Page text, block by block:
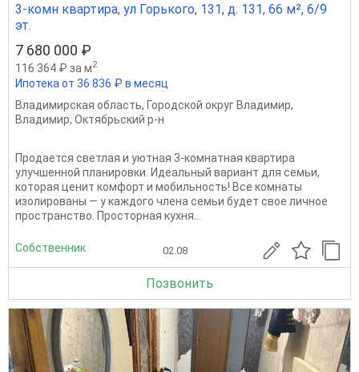
3-комн квартира, ул Горького, 131, д. 131, 66 м², 6/9
эт.
7 680 000 ₽
116 364 ₽ за м2
Ипотека от 36 836 ₽ в месяц
Владимирская область, Городской округ Владимир,
Владимир, Октябрьский р-н
Продается светлая и уютная 3-комнатная квартира
улучшенной планировки. Идеальный вариант для семьи,
которая ценит комфорт и мобильность! Все комнаты
изолированы — у каждого члена семьи будет свое личное
пространство. Просторная кухня...
Собственник 02.08
Позвонить